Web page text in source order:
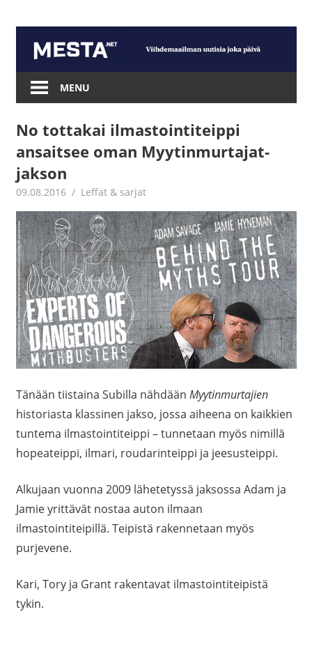
content
Mesta.net
MENU
No tottakai ilmastointiteippi
ansaitsee oman Myytinmurtajat-
jakson
09.08.2016 Juha Kaunisto
Leffat & sarjat
Tänään tiistaina Subilla nähdään Myytinmurtajien
historiasta klassinen jakso, jossa aiheena on kaikkien
tuntema ilmastointiteippi – tunnetaan myös nimillä
hopeateippi, ilmari, roudarinteippi ja jeesusteippi.
Alkujaan vuonna 2009 lähetetyssä jaksossa Adam ja
Jamie yrittävät nostaa auton ilmaan
ilmastointiteipillä. Teipistä rakennetaan myös
purjevene.
Kari, Tory ja Grant rakentavat ilmastointiteipistä
tykin.